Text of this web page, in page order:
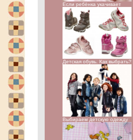
Если ребёнка укачивает
Детская обувь. Как выбрать?
Выбираем детскую одежду